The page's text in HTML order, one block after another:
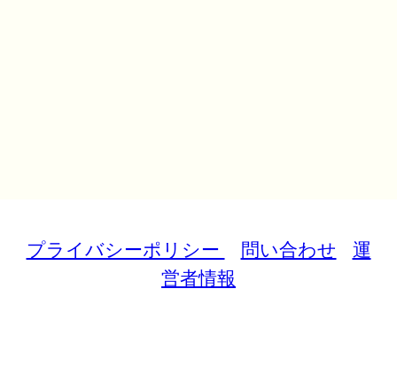
プライバシーポリシー 問い合わせ
運
営者情報